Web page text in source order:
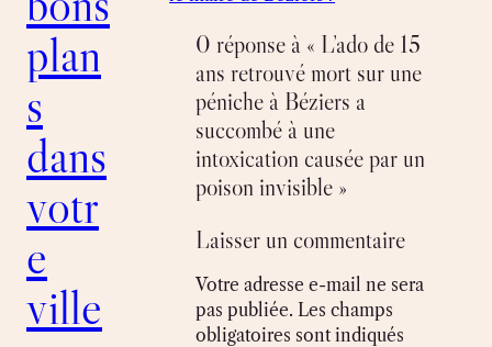
plan
s
dans
votr
e
ville
0 réponse à « L’ado de 15
ans retrouvé mort sur une
péniche à Béziers a
succombé à une
intoxication causée par un
poison invisible »
Laisser un commentaire
Votre adresse e-mail ne sera
pas publiée. Les champs
obligatoires sont indiqués